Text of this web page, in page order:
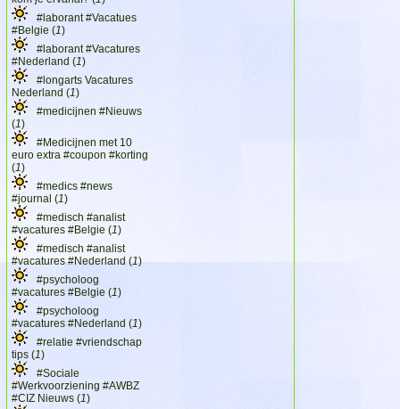
#laborant #Vacatues
#Belgie (1)
#laborant #Vacatures
#Nederland (1)
#longarts Vacatures
Nederland (1)
#medicijnen #Nieuws
(1)
#Medicijnen met 10
euro extra #coupon #korting
(1)
#medics #news
#journal (1)
#medisch #analist
#vacatures #Belgie (1)
#medisch #analist
#vacatures #Nederland (1)
#psycholoog
#vacatures #Belgie (1)
#psycholoog
#vacatures #Nederland (1)
#relatie #vriendschap
tips (1)
#Sociale
#Werkvoorziening #AWBZ
#CIZ Nieuws (1)